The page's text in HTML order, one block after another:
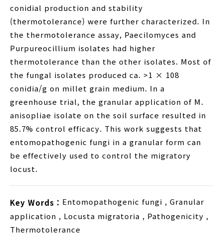
conidial production and stability
(thermotolerance) were further characterized. In
the thermotolerance assay, Paecilomyces and
Purpureocillium isolates had higher
thermotolerance than the other isolates. Most of
the fungal isolates produced ca. >1 × 108
conidia/g on millet grain medium. In a
greenhouse trial, the granular application of M.
anisopliae isolate on the soil surface resulted in
85.7% control efficacy. This work suggests that
entomopathogenic fungi in a granular form can
be effectively used to control the migratory
locust.
Key Words : Entomopathogenic fungi , Granular
application , Locusta migratoria , Pathogenicity ,
Thermotolerance